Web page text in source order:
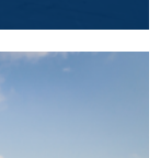
Thuyền viên
để phục vụ trên
Roll-on/Roll-off